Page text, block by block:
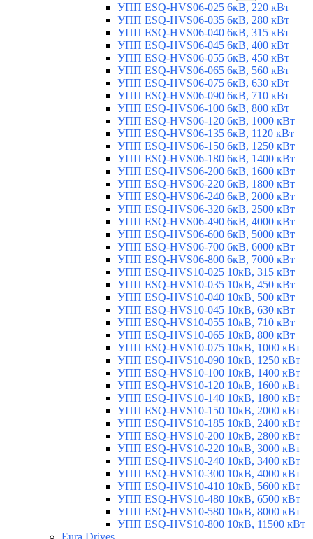
УПП ESQ-HVS06-025 6кВ, 220 кВт
УПП ESQ-HVS06-035 6кВ, 280 кВт
УПП ESQ-HVS06-040 6кВ, 315 кВт
УПП ESQ-HVS06-045 6кВ, 400 кВт
УПП ESQ-HVS06-055 6кВ, 450 кВт
УПП ESQ-HVS06-065 6кВ, 560 кВт
УПП ESQ-HVS06-075 6кВ, 630 кВт
УПП ESQ-HVS06-090 6кВ, 710 кВт
УПП ESQ-HVS06-100 6кВ, 800 кВт
УПП ESQ-HVS06-120 6кВ, 1000 кВт
УПП ESQ-HVS06-135 6кВ, 1120 кВт
УПП ESQ-HVS06-150 6кВ, 1250 кВт
УПП ESQ-HVS06-180 6кВ, 1400 кВт
УПП ESQ-HVS06-200 6кВ, 1600 кВт
УПП ESQ-HVS06-220 6кВ, 1800 кВт
УПП ESQ-HVS06-240 6кВ, 2000 кВт
УПП ESQ-HVS06-320 6кВ, 2500 кВт
УПП ESQ-HVS06-490 6кВ, 4000 кВт
УПП ESQ-HVS06-600 6кВ, 5000 кВт
УПП ESQ-HVS06-700 6кВ, 6000 кВт
УПП ESQ-HVS06-800 6кВ, 7000 кВт
УПП ESQ-HVS10-025 10кВ, 315 кВт
УПП ESQ-HVS10-035 10кВ, 450 кВт
УПП ESQ-HVS10-040 10кВ, 500 кВт
УПП ESQ-HVS10-045 10кВ, 630 кВт
УПП ESQ-HVS10-055 10кВ, 710 кВт
УПП ESQ-HVS10-065 10кВ, 800 кВт
УПП ESQ-HVS10-075 10кВ, 1000 кВт
УПП ESQ-HVS10-090 10кВ, 1250 кВт
УПП ESQ-HVS10-100 10кВ, 1400 кВт
УПП ESQ-HVS10-120 10кВ, 1600 кВт
УПП ESQ-HVS10-140 10кВ, 1800 кВт
УПП ESQ-HVS10-150 10кВ, 2000 кВт
УПП ESQ-HVS10-185 10кВ, 2400 кВт
УПП ESQ-HVS10-200 10кВ, 2800 кВт
УПП ESQ-HVS10-220 10кВ, 3000 кВт
УПП ESQ-HVS10-240 10кВ, 3400 кВт
УПП ESQ-HVS10-300 10кВ, 4000 кВт
УПП ESQ-HVS10-410 10кВ, 5600 кВт
УПП ESQ-HVS10-480 10кВ, 6500 кВт
УПП ESQ-HVS10-580 10кВ, 8000 кВт
УПП ESQ-HVS10-800 10кВ, 11500 кВт
Eura Drives